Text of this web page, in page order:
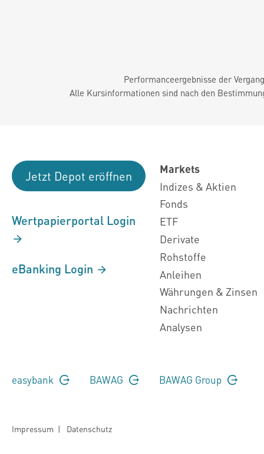
Performanceergebnisse der
Alle Kursinformationen sind nach den
Jetzt Depot eröffnen
Wertpapierportal Login
eBanking Login
Markets
Indizes & Aktien
Fonds
ETF
Derivate
Rohstoffe
Anleihen
Währungen & Zinsen
Nachrichten
Analysen
easybank BAWAG BAWAG Group
Impressum | Datenschutz